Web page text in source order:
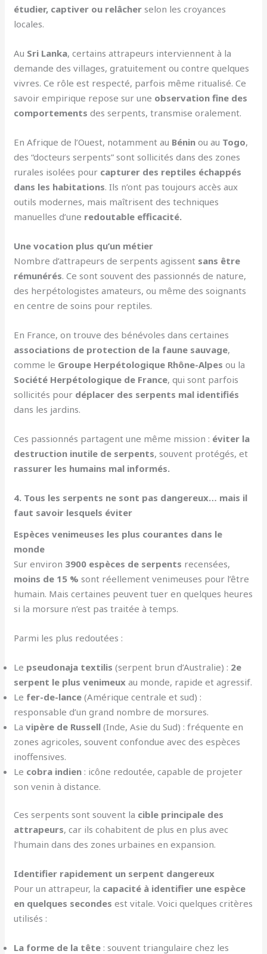
étudier, captiver ou relâcher selon les croyances
locales.
Au Sri Lanka, certains attrapeurs interviennent à la
demande des villages, gratuitement ou contre quelques
vivres. Ce rôle est respecté, parfois même ritualisé. Ce
savoir empirique repose sur une observation fine des
comportements des serpents, transmise oralement.
En Afrique de l’Ouest, notamment au Bénin ou au Togo,
des “docteurs serpents” sont sollicités dans des zones
rurales isolées pour capturer des reptiles échappés
dans les habitations. Ils n’ont pas toujours accès aux
outils modernes, mais maîtrisent des techniques
manuelles d’une redoutable efficacité.
Une vocation plus qu’un métier
Nombre d’attrapeurs de serpents agissent sans être
rémunérés. Ce sont souvent des passionnés de nature,
des herpétologistes amateurs, ou même des soignants
en centre de soins pour reptiles.
En France, on trouve des bénévoles dans certaines
associations de protection de la faune sauvage,
comme le Groupe Herpétologique Rhône-Alpes ou la
Société Herpétologique de France, qui sont parfois
sollicités pour déplacer des serpents mal identifiés
dans les jardins.
Ces passionnés partagent une même mission : éviter la
destruction inutile de serpents, souvent protégés, et
rassurer les humains mal informés.
4. Tous les serpents ne sont pas dangereux… mais il
faut savoir lesquels éviter
Espèces venimeuses les plus courantes dans le
monde
Sur environ 3900 espèces de serpents recensées,
moins de 15 % sont réellement venimeuses pour l’être
humain. Mais certaines peuvent tuer en quelques heures
si la morsure n’est pas traitée à temps.
Parmi les plus redoutées :
Le pseudonaja textilis (serpent brun d’Australie) : 2e
serpent le plus venimeux au monde, rapide et agressif.
Le fer-de-lance (Amérique centrale et sud) :
responsable d’un grand nombre de morsures.
Lavipère de Russell (Inde, Asie du Sud) : fréquente en
zones agricoles, souvent confondue avec des espèces
inoffensives.
Le cobra indien : icône redoutée, capable de projeter
son venin à distance.
Ces serpents sont souvent la cible principale des
attrapeurs, car ils cohabitent de plus en plus avec
l’humain dans des zones urbaines en expansion.
Identifier rapidement un serpent dangereux
Pour un attrapeur, la capacité à identifier une espèce
en quelques secondes est vitale. Voici quelques critères
utilisés :
La forme de la tête : souvent triangulaire chez les